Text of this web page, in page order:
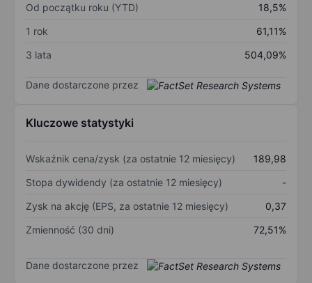
Od początku roku (YTD)
18,5%
1 rok
61,11%
3 lata
504,09%
Dane dostarczone przez
Kluczowe statystyki
Wskaźnik cena/zysk (za ostatnie 12 miesięcy)
189,98
Stopa dywidendy (za ostatnie 12 miesięcy)
-
Zysk na akcję (EPS, za ostatnie 12 miesięcy)
0,37
Zmienność (30 dni)
72,51%
Dane dostarczone przez